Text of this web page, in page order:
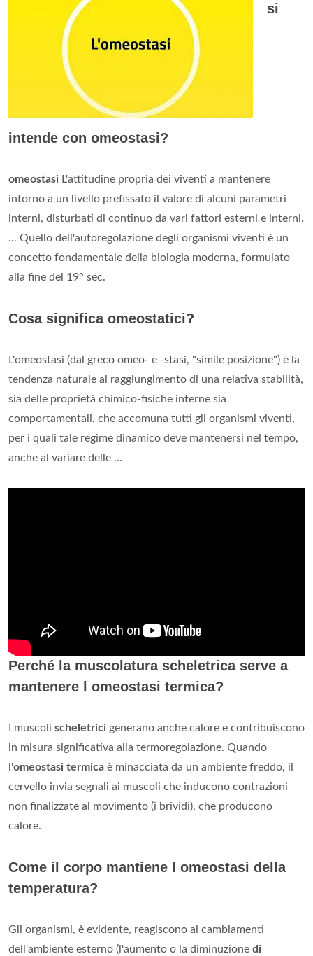
si
intende con omeostasi?
omeostasi L'attitudine propria dei viventi a mantenere
intorno a un livello prefissato il valore di alcuni parametri
interni, disturbati di continuo da vari fattori esterni e interni.
... Quello dell'autoregolazione degli organismi viventi è un
concetto fondamentale della biologia moderna, formulato
alla fine del 19° sec.
Cosa significa omeostatici?
L'omeostasi (dal greco omeo- e -stasi, "simile posizione") è la
tendenza naturale al raggiungimento di una relativa stabilità,
sia delle proprietà chimico-fisiche interne sia
comportamentali, che accomuna tutti gli organismi viventi,
per i quali tale regime dinamico deve mantenersi nel tempo,
anche al variare delle ...
Perché la muscolatura scheletrica serve a
mantenere l omeostasi termica?
I muscoli scheletrici generano anche calore e contribuiscono
in misura significativa alla termoregolazione. Quando
l'omeostasi termica è minacciata da un ambiente freddo, il
cervello invia segnali ai muscoli che inducono contrazioni
non finalizzate al movimento (i brividi), che producono
calore.
Come il corpo mantiene l omeostasi della
temperatura?
Gli organismi, è evidente, reagiscono ai cambiamenti
dell'ambiente esterno (l'aumento o la diminuzione di